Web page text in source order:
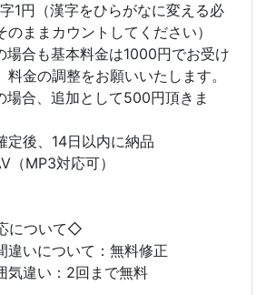
1円（漢字をひらがなに変える必
ままカウントしてください）
場合も基本料金は1000円でお受け
料金の調整をお願いいたします。
場合、追加として500円頂きま
定後、14日以内に納品
（MP3対応可）
について◇
違いについて：無料修正
気違い：2回まで無料